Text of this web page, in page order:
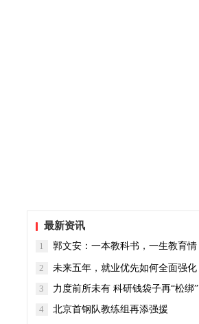
最新资讯
1 郭文安：一本教科书，一生教育情
2
未来五年，就业优先如何全面强化
3
力度前所未有 科研钱袋子再“松绑”
4
北京首钢队教练组再添强援